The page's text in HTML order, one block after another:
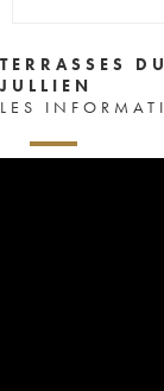
TERRASSES
JULLIEN
LES